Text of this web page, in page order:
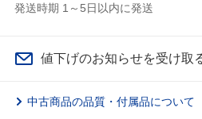
発送時期 1～5日以内に発送
値下げのお知らせを受け取
中古商品の品質・付属品について